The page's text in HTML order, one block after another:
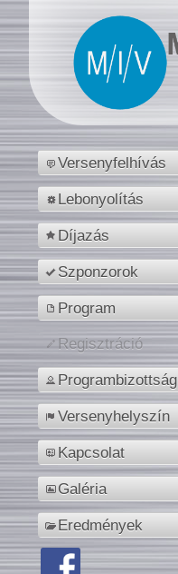
Versenyfelhívás
Lebonyolítás
Díjazás
Szponzorok
Program
Regisztráció
Programbizottság
Versenyhelyszín
Kapcsolat
Galéria
Eredmények